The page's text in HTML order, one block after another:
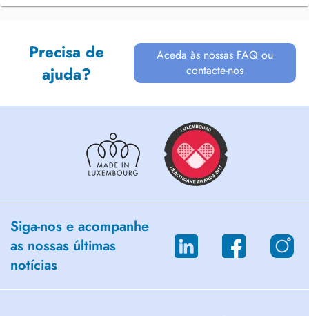
Precisa de
ajuda?
Aceda às nossas FAQ ou
contacte-nos
Siga-nos e acompanhe
as nossas últimas
notícias